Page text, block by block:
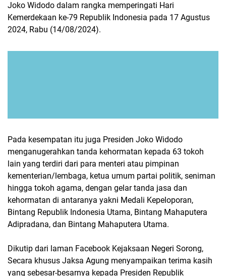
Joko Widodo dalam rangka memperingati Hari
Kemerdekaan ke-79 Republik Indonesia pada 17 Agustus
2024, Rabu (14/08/2024).
Pada kesempatan itu juga Presiden Joko Widodo
menganugerahkan tanda kehormatan kepada 63 tokoh
lain yang terdiri dari para menteri atau pimpinan
kementerian/lembaga, ketua umum partai politik, seniman
hingga tokoh agama, dengan gelar tanda jasa dan
kehormatan di antaranya yakni Medali Kepeloporan,
Bintang Republik Indonesia Utama, Bintang Mahaputera
Adipradana, dan Bintang Mahaputera Utama.
Dikutip dari laman Facebook Kejaksaan Negeri Sorong,
Secara khusus Jaksa Agung menyampaikan terima kasih
yang sebesar-besarnya kepada Presiden Republik